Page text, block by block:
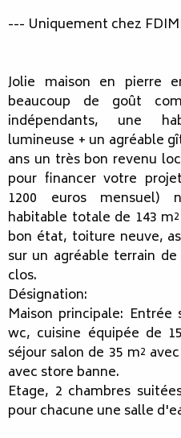
--- Uniquement chez
Jolie maison en pierre
beaucoup de goût
indépendants, une
lumineuse + un agréable
ans un très bon revenu
pour financer votre
1200 euros mensuel)
habitable totale de 143
bon état, toiture neuve,
sur un agréable terrain
clos.
Désignation:
Maison principale:
wc, cuisine équipée de
séjour salon de 35 m²
avec store banne.
Etage, 2 chambres
pour chacune une salle